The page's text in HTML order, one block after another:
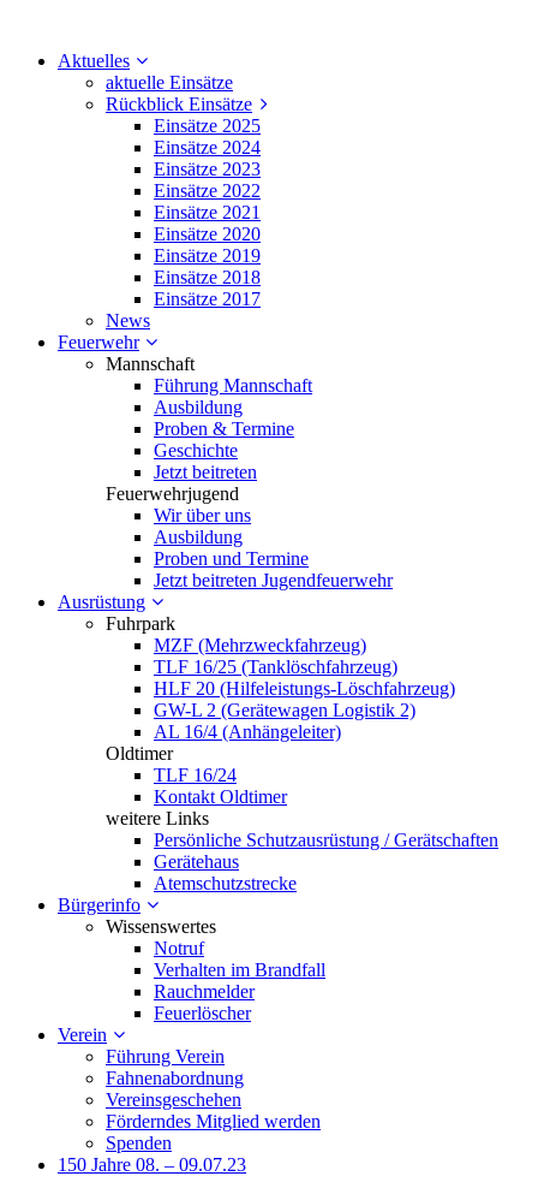
Aktuelles
aktuelle Einsätze
Rückblick Einsätze
Einsätze 2025
Einsätze 2024
Einsätze 2023
Einsätze 2022
Einsätze 2021
Einsätze 2020
Einsätze 2019
Einsätze 2018
Einsätze 2017
News
Feuerwehr
Mannschaft
Führung Mannschaft
Ausbildung
Proben & Termine
Geschichte
Jetzt beitreten
Feuerwehrjugend
Wir über uns
Ausbildung
Proben und Termine
Jetzt beitreten Jugendfeuerwehr
Ausrüstung
Fuhrpark
MZF (Mehrzweckfahrzeug)
TLF 16/25 (Tanklöschfahrzeug)
HLF 20 (Hilfeleistungs-Löschfahrzeug)
GW-L 2 (Gerätewagen Logistik 2)
AL 16/4 (Anhängeleiter)
Oldtimer
TLF 16/24
Kontakt Oldtimer
weitere Links
Persönliche Schutzausrüstung / Gerätschaften
Gerätehaus
Atemschutzstrecke
Bürgerinfo
Wissenswertes
Notruf
Verhalten im Brandfall
Rauchmelder
Feuerlöscher
Verein
Führung Verein
Fahnenabordnung
Vereinsgeschehen
Förderndes Mitglied werden
Spenden
150 Jahre 08. – 09.07.23